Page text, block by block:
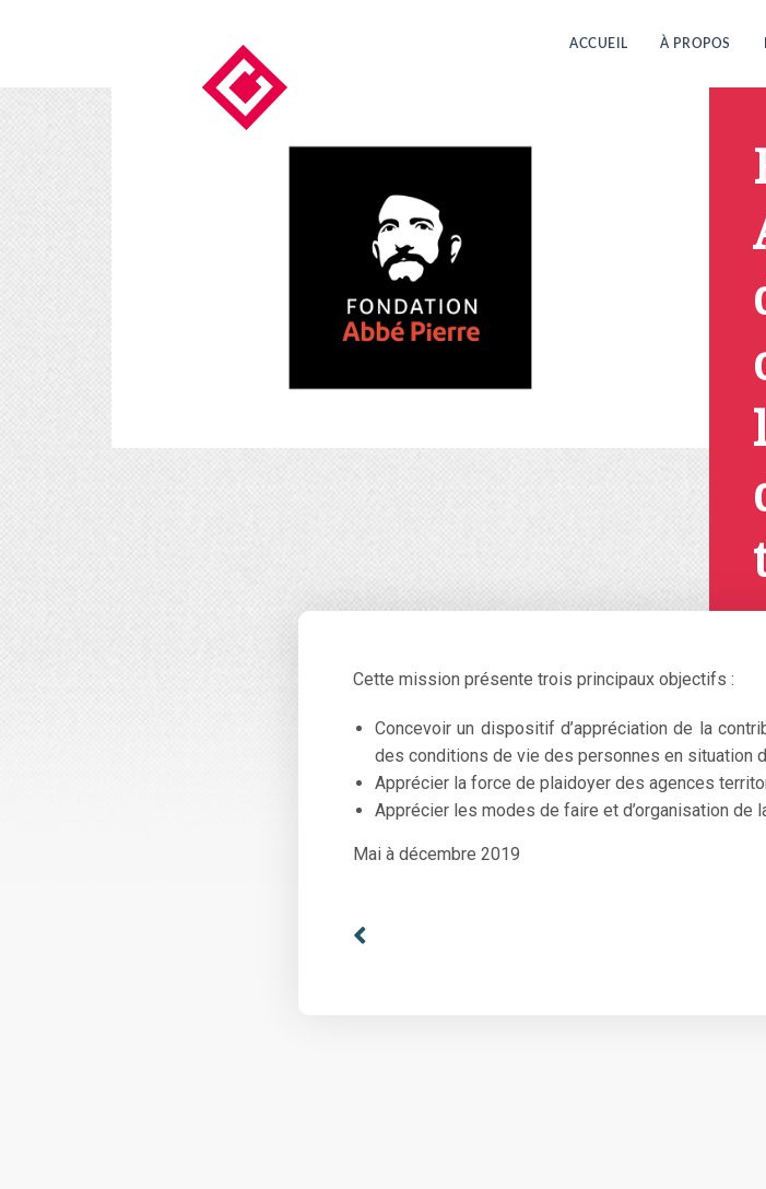
ACCUEIL À PROPOS
Cette mission présente trois principaux objectifs :
Concevoir un dispositif d’appréciation de la
des conditions de vie des personnes en situation
Apprécier la force de plaidoyer des agences
Apprécier les modes de faire et d’organisation de
Mai à décembre 2019